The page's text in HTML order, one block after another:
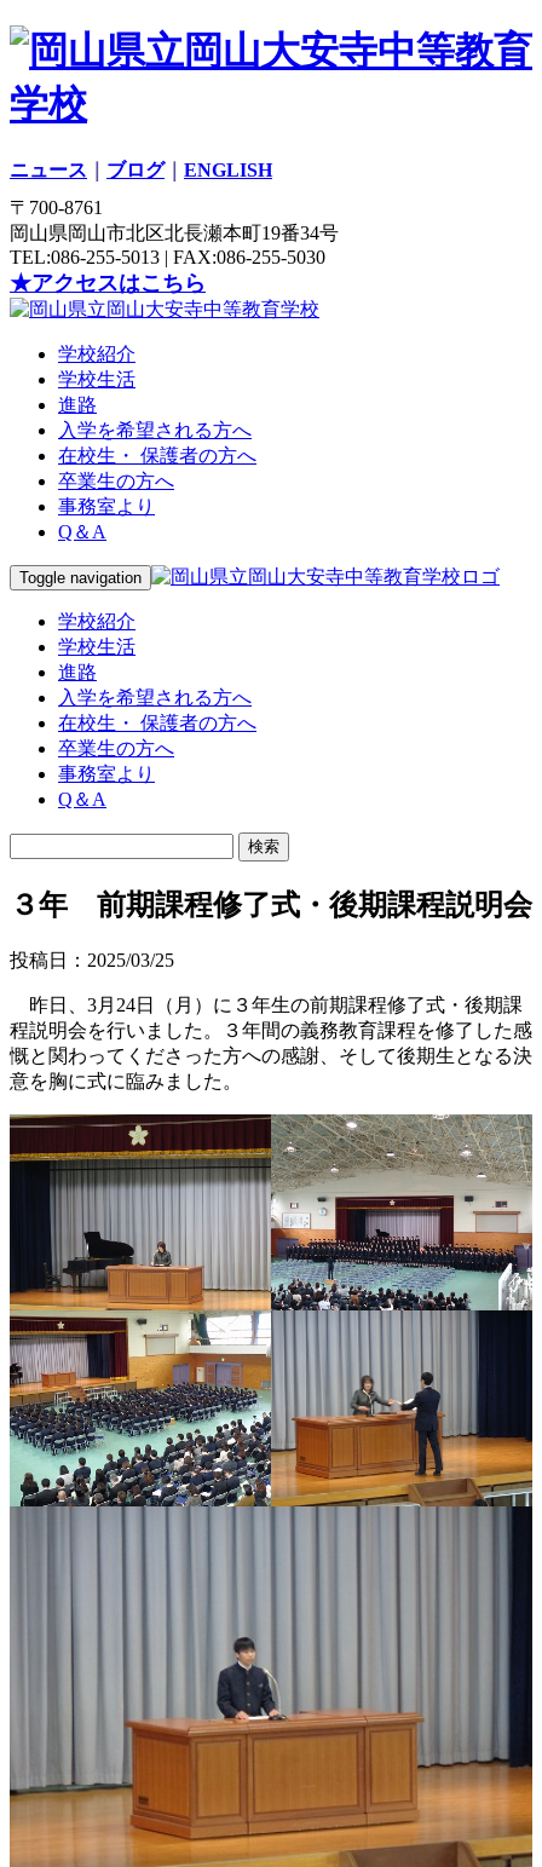
ニュース ブログ｜ ENGLISH
〒700-8761
岡山県岡山市北区北長瀬本町19番34号
TEL:086-255-5013 | FAX:086-255-5030
★アクセスはこちら
学校紹介
学校生活
進路
入学を希望される方へ
在校生・ 保護者の方へ
卒業生の方へ
事務室より
Q＆A
Toggle navigation
学校紹介
学校生活
進路
入学を希望される方へ
在校生・ 保護者の方へ
卒業生の方へ
事務室より
Q＆A
３年 前期課程修了式・後期課程説明会
投稿日：2025/03/25
昨日、3月24日（月）に３年生の前期課程修了式・後期課
程説明会を行いました。３年間の義務教育課程を修了した感
慨と関わってくださった方への感謝、そして後期生となる決
意を胸に式に臨みました。